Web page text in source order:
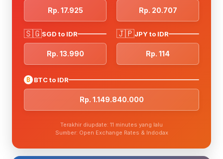
Rp. 17.925 Rp. 20.707
🇸🇬SGD to IDR
Rp. 13.990
🇯🇵JPY to IDR
Rp. 114
₿ BTC to IDR
Rp. 1.149.840.000
Terakhir diupdate: 11 minutes yang lalu
Sumber: Open Exchange Rates & Indodax